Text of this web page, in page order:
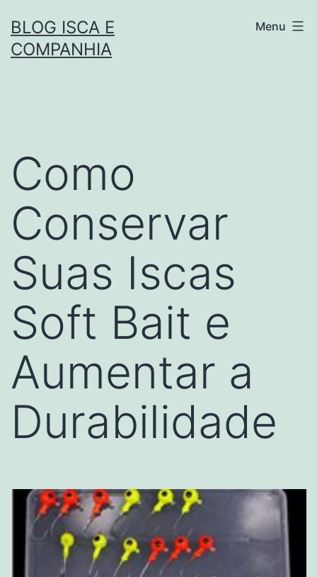
para
BLOG ISCA E
COMPANHIA
Menu
Como
Conservar
Suas Iscas
Soft Bait e
Aumentar a
Durabilidade